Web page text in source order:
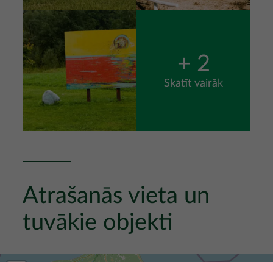
Attēls
+ 2
Skatīt vairāk
Atrašanās vieta un
tuvākie objekti